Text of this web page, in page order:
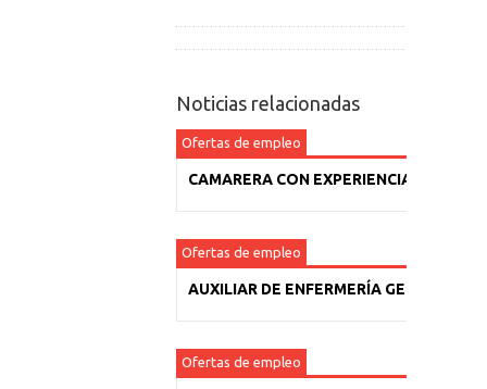
Noticias relacionadas
Ofertas de empleo
CAMARERA CON EXPERIENCIA
Ofertas de empleo
AUXILIAR DE ENFERMERÍA GERIÁTRICA
Ofertas de empleo